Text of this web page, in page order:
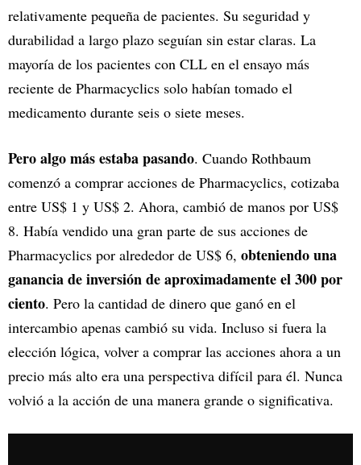
relativamente pequeña de pacientes. Su seguridad y
durabilidad a largo plazo seguían sin estar claras. La
mayoría de los pacientes con CLL en el ensayo más
reciente de Pharmacyclics solo habían tomado el
medicamento durante seis o siete meses.
Pero algo más estaba pasando. Cuando Rothbaum
comenzó a comprar acciones de Pharmacyclics, cotizaba
entre US$ 1 y US$ 2. Ahora, cambió de manos por US$
8. Había vendido una gran parte de sus acciones de
Pharmacyclics por alrededor de US$ 6, obteniendo una
ganancia de inversión de aproximadamente el 300 por
ciento. Pero la cantidad de dinero que ganó en el
intercambio apenas cambió su vida. Incluso si fuera la
elección lógica, volver a comprar las acciones ahora a un
precio más alto era una perspectiva difícil para él. Nunca
volvió a la acción de una manera grande o significativa.